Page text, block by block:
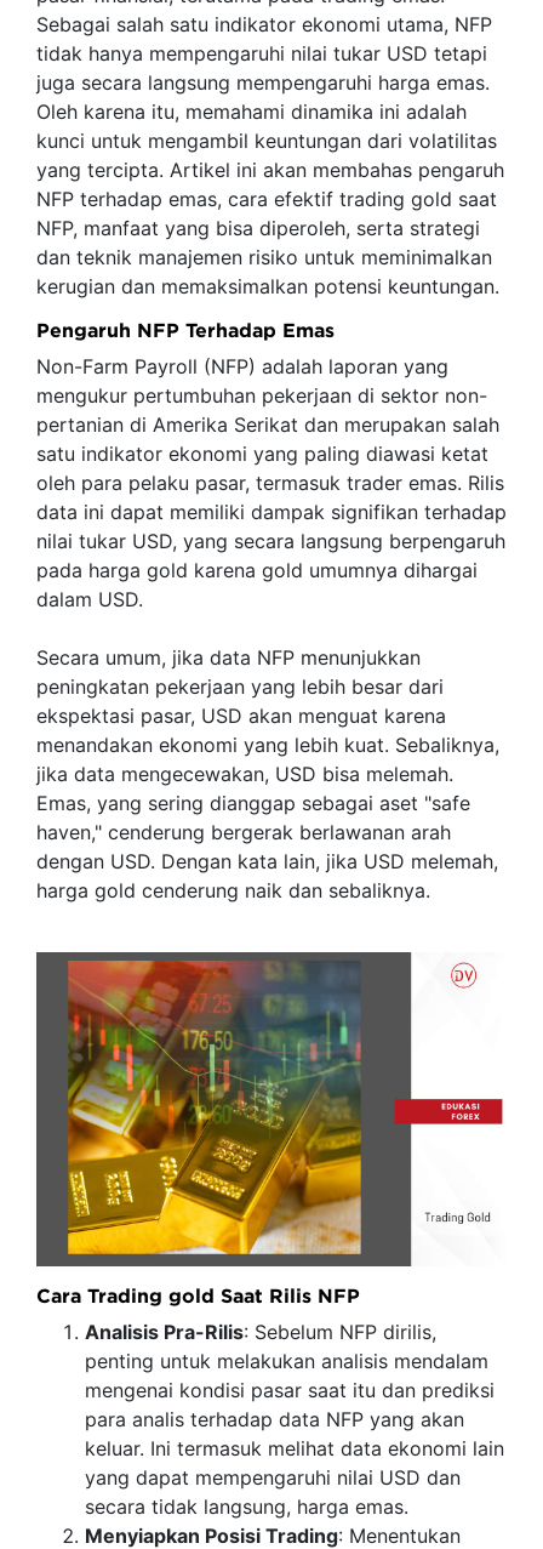
Sebagai salah satu indikator ekonomi utama, NFP
tidak hanya mempengaruhi nilai tukar USD tetapi
juga secara langsung mempengaruhi harga emas.
Oleh karena itu, memahami dinamika ini adalah
kunci untuk mengambil keuntungan dari volatilitas
yang tercipta. Artikel ini akan membahas pengaruh
NFP terhadap emas, cara efektif trading gold saat
NFP, manfaat yang bisa diperoleh, serta strategi
dan teknik manajemen risiko untuk meminimalkan
kerugian dan memaksimalkan potensi keuntungan.
Pengaruh NFP Terhadap Emas
Non-Farm Payroll (NFP) adalah laporan yang
mengukur pertumbuhan pekerjaan di sektor non-
pertanian di Amerika Serikat dan merupakan salah
satu indikator ekonomi yang paling diawasi ketat
oleh para pelaku pasar, termasuk trader emas. Rilis
data ini dapat memiliki dampak signifikan terhadap
nilai tukar USD, yang secara langsung berpengaruh
pada harga gold karena gold umumnya dihargai
dalam USD.
Secara umum, jika data NFP menunjukkan
peningkatan pekerjaan yang lebih besar dari
ekspektasi pasar, USD akan menguat karena
menandakan ekonomi yang lebih kuat. Sebaliknya,
jika data mengecewakan, USD bisa melemah.
Emas, yang sering dianggap sebagai aset "safe
haven," cenderung bergerak berlawanan arah
dengan USD. Dengan kata lain, jika USD melemah,
harga gold cenderung naik dan sebaliknya.
Cara Trading gold Saat Rilis NFP
Analisis Pra-Rilis: Sebelum NFP dirilis,
penting untuk melakukan analisis mendalam
mengenai kondisi pasar saat itu dan prediksi
para analis terhadap data NFP yang akan
keluar. Ini termasuk melihat data ekonomi lain
yang dapat mempengaruhi nilai USD dan
secara tidak langsung, harga emas.
Menyiapkan Posisi Trading: Menentukan